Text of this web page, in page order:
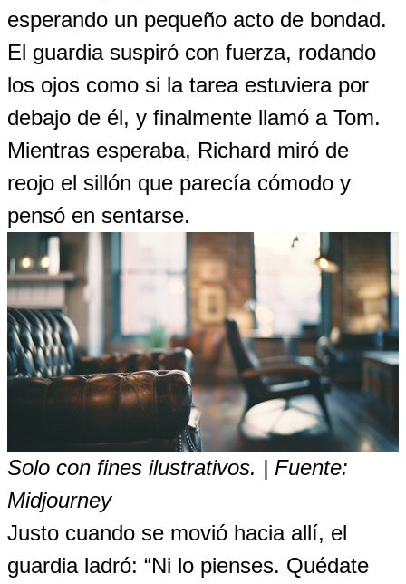
esperando un pequeño acto de bondad.
El guardia suspiró con fuerza, rodando
los ojos como si la tarea estuviera por
debajo de él, y finalmente llamó a Tom.
Mientras esperaba, Richard miró de
reojo el sillón que parecía cómodo y
pensó en sentarse.
Solo con fines ilustrativos. | Fuente:
Midjourney
Justo cuando se movió hacia allí, el
guardia ladró: “Ni lo pienses. Quédate